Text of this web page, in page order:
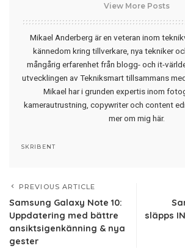
View More Posts
Mikael Anderberg är en veteran inom
kännedom kring tillverkare, nya tekniker
mångårig erfarenhet från blogg- och it-
utvecklingen av Tekniksmart tillsammans
Mikael har i grunden expertis inom
kamerautrustning, copywriter och content
mer om mig här.
SKRIBENT
PREVIOUS ARTICLE
Samsung Galaxy Note 10:
Uppdatering med bättre
ansiktsigenkänning & nya
gester
släpps